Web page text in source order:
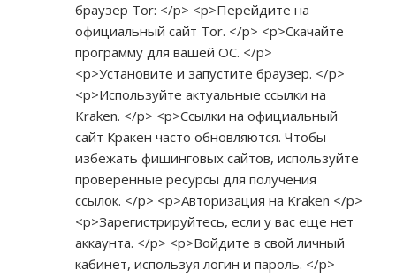
браузер Tor: </p> <p>Перейдите на
официальный сайт Tor. </p> <p>Скачайте
программу для вашей ОС. </p>
<p>Установите и запустите браузер. </p>
<p>Используйте актуальные ссылки на
Kraken. </p> <p>Ссылки на официальный
сайт Кракен часто обновляются. Чтобы
избежать фишинговых сайтов, используйте
проверенные ресурсы для получения
ссылок. </p> <p>Авторизация на Kraken </p>
<p>Зарегистрируйтесь, если у вас еще нет
аккаунта. </p> <p>Войдите в свой личный
кабинет, используя логин и пароль. </p>